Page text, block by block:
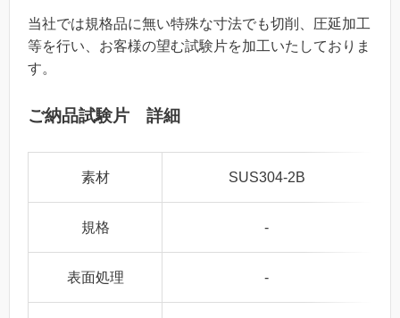
当社では規格品に無い特殊な寸法でも切削、圧延加工
等を行い、お客様の望む試験片を加工いたしておりま
す。
ご納品試験片 詳細
素材 SUS304-2B
規格 -
表面処理 -